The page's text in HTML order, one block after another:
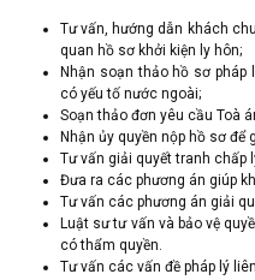
Tư vấn, hướng dẫn khách
quan hồ sơ khởi kiện ly hôn;
Nhận soạn thảo hồ sơ
có yếu tố nước ngoài;
Soạn thảo đơn yêu cầu Toà
Nhận ủy quyền nộp hồ sơ
Tư vấn giải quyết tranh chấp
Đưa ra các phương án giúp
Tư vấn các phương án giải
Luật sư tư vấn và bảo vệ
có thẩm quyền.
Tư vấn các vấn đề pháp lý